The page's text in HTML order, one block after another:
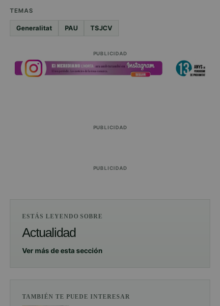
TEMAS
Generalitat PAU TSJCV
PUBLICIDAD
PUBLICIDAD
PUBLICIDAD
ESTÁS LEYENDO SOBRE
Actualidad
Ver más de esta sección
TAMBIÉN TE PUEDE INTERESAR